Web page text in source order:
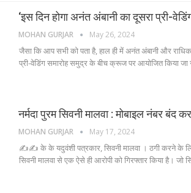
‘इस दिन होगा अनंत अंबानी का दूसरा प्री-
MOHAN GURJAR May 26, 2024
जैसा कि आप सभी को पता है, हाल ही में अनंत अंबानी और
प्री-वेडिंग समारोह समुद्र के बीच क्रूज पर आयोजित किया
नर्मदा पुरम सिवनी मालवा : मोबाइल नंबर
MOHAN GURJAR May 17, 2024
✍️✍️ के के यदुवंशी पत्रकार, सिवनी मालवा । ठगी करने के
सिवनी मालवा से एक ऐसे ही आरोपी को गिरफ्तार किया है।